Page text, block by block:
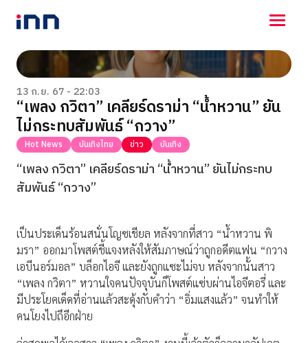
NEWS
ENTERTAINMENT
LIFESTYLE
HOROSCOPE
LOTTERY
VIDEO
ร่วมด้วยช่วยกัน
13 ก.ย. 67 - 22:03
“เพลง กวิตา” เคลียร์ดราม่า “น้ำหวาน” ยัน
ไม่กระทบสัมพันธ์ “กวาง”
Hot News บันเทิงไทย ข่าว บันเทิง
“เพลง กวิตา” เคลียร์ดราม่า “น้ำหวาน” ยันไม่กระทบ
สัมพันธ์ “กวาง”
เป็นประเด็นร้อนสนั่นโญซเชียล หลังจากที่สาว “น้ำหวาน พิ
มรา” ออกมาโพสต์ชี้แจงหลังให้สัมภาษณ์ว่าถูกอดีตแฟน “กวาง
เอบีนอร์มอล” บล็อกไอจี และยังถูกแซะไม่จบ หลังจากนั้นสาว
“เพลง กวิตา” หวานใจคนปัจจุบันก็โพสต์แซ่บผ่านไอจีตอรี่ และ
มีประโยคเด็ดที่อ่านแล้วสะดุ้งกับคำว่า “อิ่มแสงแล้ว” จนทำให้
คนโยงไปถึอีกฝ่าย